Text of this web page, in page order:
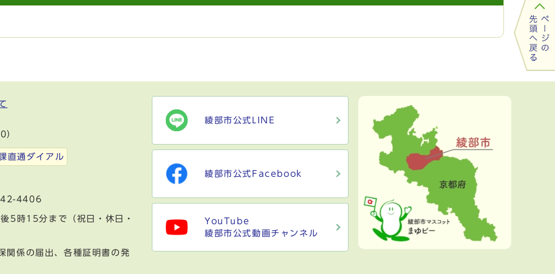
）
直通ダイアル
42-4406
5時15分まで（祝日・休日・
関係の届出、各種証明書の発
綾部市公式LINE
綾部市公式Facebook
YouTube
綾部市公式動画チャンネル